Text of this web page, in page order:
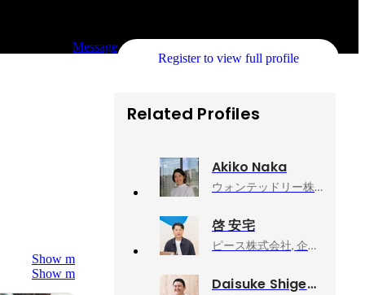
Message
Register to view full profile
Show more
Show more
Related Profiles
Akiko Naka
ウォンテッドリー株式会社, Founder, CEO
啓 安宅
ピース株式会社, 企業のWebコンテンツの企画
Daisuke Shigematsu